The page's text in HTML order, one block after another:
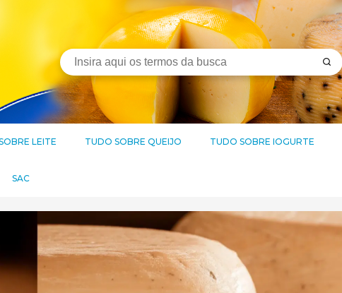
LEITE TUDO SOBRE QUEIJO TUDO SOBRE IOGURTE
SAC